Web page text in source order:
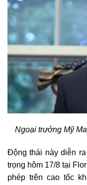
Ngoại trưởng Mỹ
Động thái này diễn
trọng hôm 17/8 tại
phép trên cao tốc